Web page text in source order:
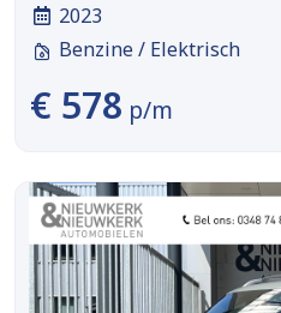
2023
Benzine / Elektrisch
€ 578 p/m